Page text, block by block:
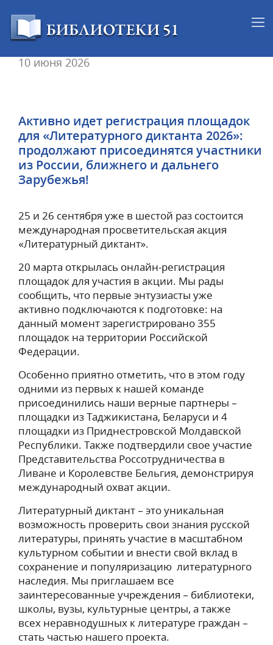
10 июня 2026
Активно идет регистрация площадок
для «Литературного диктанта 2026»:
продолжают присоединятся участники
из России, ближнего и дальнего
Зарубежья!
25 и 26 сентября уже в шестой раз состоится
международная просветительская акция
«Литературный диктант».
20 марта открылась онлайн-регистрация
площадок для участия в акции. Мы рады
сообщить, что первые энтузиасты уже
активно подключаются к подготовке: на
данный момент зарегистрировано 355
площадок на территории Российской
Федерации.
Особенно приятно отметить, что в этом году
одними из первых к нашей команде
присоединились наши верные партнеры –
площадки из Таджикистана, Беларуси и 4
площадки из Приднестровской Молдавской
Республики. Также подтвердили свое участие
Представительства Россотрудничества в
Ливане и Королевстве Бельгия, демонстрируя
международный охват акции.
Литературный диктант – это уникальная
возможность проверить свои знания русской
литературы, принять участие в масштабном
культурном событии и внести свой вклад в
сохранение и популяризацию литературного
наследия. Мы приглашаем все
заинтересованные учреждения – библиотеки,
школы, вузы, культурные центры, а также
всех неравнодушных к литературе граждан –
стать частью нашего проекта.